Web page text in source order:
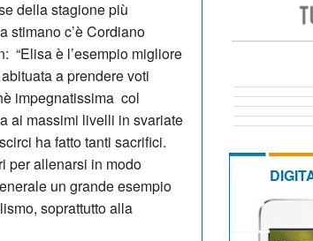
della stagione più
stimano c’è Cordiano
“Elisa è l’esempio migliore
a prendere voti
impegnatissima col
ai massimi livelli in svariate
ha fatto tanti sacrifici.
per allenarsi in modo
un grande esempio
soprattutto alla